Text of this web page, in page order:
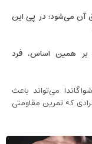
آن می‌شود؛ در پی این
بر همین اساس، فرد
می‌تواند باعث
که تمرین مقاومتی